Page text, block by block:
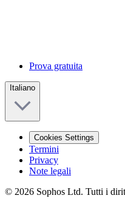
Prova gratuita
Italiano
Cookies Settings
Termini
Privacy
Note legali
© 2026 Sophos Ltd. Tutti i